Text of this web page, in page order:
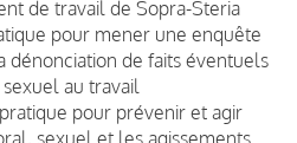
de travail de Sopra-Steria
pour mener une enquête
dénonciation de faits éventuels
au travail
pour prévenir et agir
sexuel et les agissements